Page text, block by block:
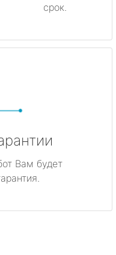
срок.
Вам будет